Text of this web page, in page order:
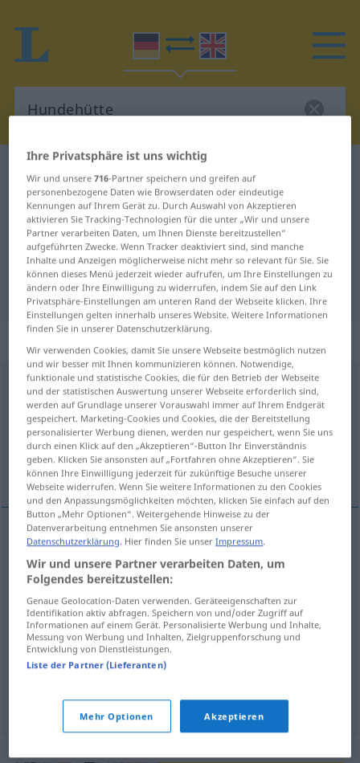
Deutsch-Englisch Übersetzung für
"Hundehütte"
"Hundehütte" Englisch
Übersetzung
„Hundehütte“ : Femininum
Hundehüttef
Übersicht aller Übersetzungen
(Für mehr Details die Übersetzung anklicken/antippen)
dog kennel, doghouse hole, dump
(dog)kennel,doghouse Hundehüttefür den
Hund
hole Hundehütte FIG PEJ
Hundehütte FIG PEJ
Ihre Privatsphäre ist uns wichtig
Wir und unsere716-Partner speichern und greifen auf
personenbezogene Daten wie Browserdaten oder eindeutige
Kennungen auf Ihrem Gerät zu. Durch Auswahl von Akzeptieren
aktivieren Sie Tracking-Technologien für die unter „Wir und unsere
Partner verarbeiten Daten, um Ihnen Dienste bereitzustellen“
aufgeführten Zwecke. Wenn Tracker deaktiviert sind, sind manche
Inhalte und Anzeigen möglicherweise nicht mehr so relevant für Sie. Sie
können dieses Menü jederzeit wieder aufrufen, um Ihre Einstellungen zu
ändern oder Ihre Einwilligung zu widerrufen, indem Sie auf den Link
Privatsphäre-Einstellungen am unteren Rand der Webseite klicken. Ihre
Einstellungen gelten innerhalb unseres Website. Weitere Informationen
finden Sie in unserer Datenschutzerklärung.
Wir verwenden Cookies, damit Sie unsere Webseite bestmöglich nutzen
und wir besser mit Ihnen kommunizieren können. Notwendige,
funktionale und statistische Cookies, die für den Betrieb der Webseite
und der statistischen Auswertung unserer Webseite erforderlich sind,
werden auf Grundlage unserer Vorauswahl immer auf Ihrem Endgerät
gespeichert. Marketing-Cookies und Cookies, die der Bereitstellung
personalisierter Werbung dienen, werden nur gespeichert, wenn Sie uns
durch einen Klick auf den „Akzeptieren“-Button Ihr Einverständnis
geben. Klicken Sie ansonsten auf „Fortfahren ohne Akzeptieren“. Sie
können Ihre Einwilligung jederzeit für zukünftige Besuche unserer
Webseite widerrufen. Wenn Sie weitere Informationen zu den Cookies
und den Anpassungsmöglichkeiten möchten, klicken Sie einfach auf den
Button „Mehr Optionen“. Weitergehende Hinweise zu der
Datenverarbeitung entnehmen Sie ansonsten unserer
Datenschutzerklärung. Hier finden Sie unserImpressum.
Wir und unsere Partner verarbeiten Daten, um
Folgendes bereitzustellen:
Genaue Geolocation-Daten verwenden. Geräteeigenschaften zur
Identifikation aktiv abfragen. Speichern von und/oder Zugriff auf
Informationen auf einem Gerät. Personalisierte Werbung und Inhalte,
Messung von Werbung und Inhalten, Zielgruppenforschung und
Entwicklung von Dienstleistungen.
Liste der Partner (Lieferanten)
Mehr Optionen Akzeptieren